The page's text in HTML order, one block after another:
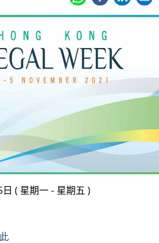
( 星期一 - 星期五 )